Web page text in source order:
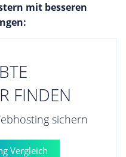
mit besseren
FINDEN
sichern
Vergleich